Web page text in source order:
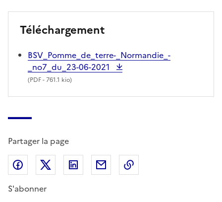
Téléchargement
BSV_Pomme_de_terre-_Normandie_-
_no7_du_23-06-2021
(PDF- 761.1 kio)
Partager la page
Partager sur Facebook
Partager sur X (anciennement Twitter)
Partager sur LinkedIn
Partager par email
S'abonner